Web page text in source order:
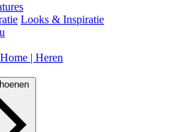
Looks & Inspiratie
Home | Heren